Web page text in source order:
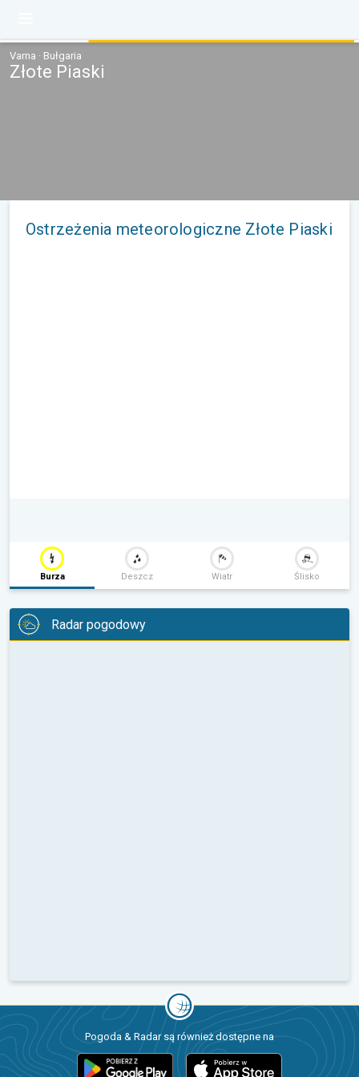
Varna · Bułgaria
Złote Piaski
Ostrzeżenia meteorologiczne Złote Piaski
Burza Deszcz Wiatr Ślisko
Radar pogodowy
Pogoda & Radar są również dostępne na